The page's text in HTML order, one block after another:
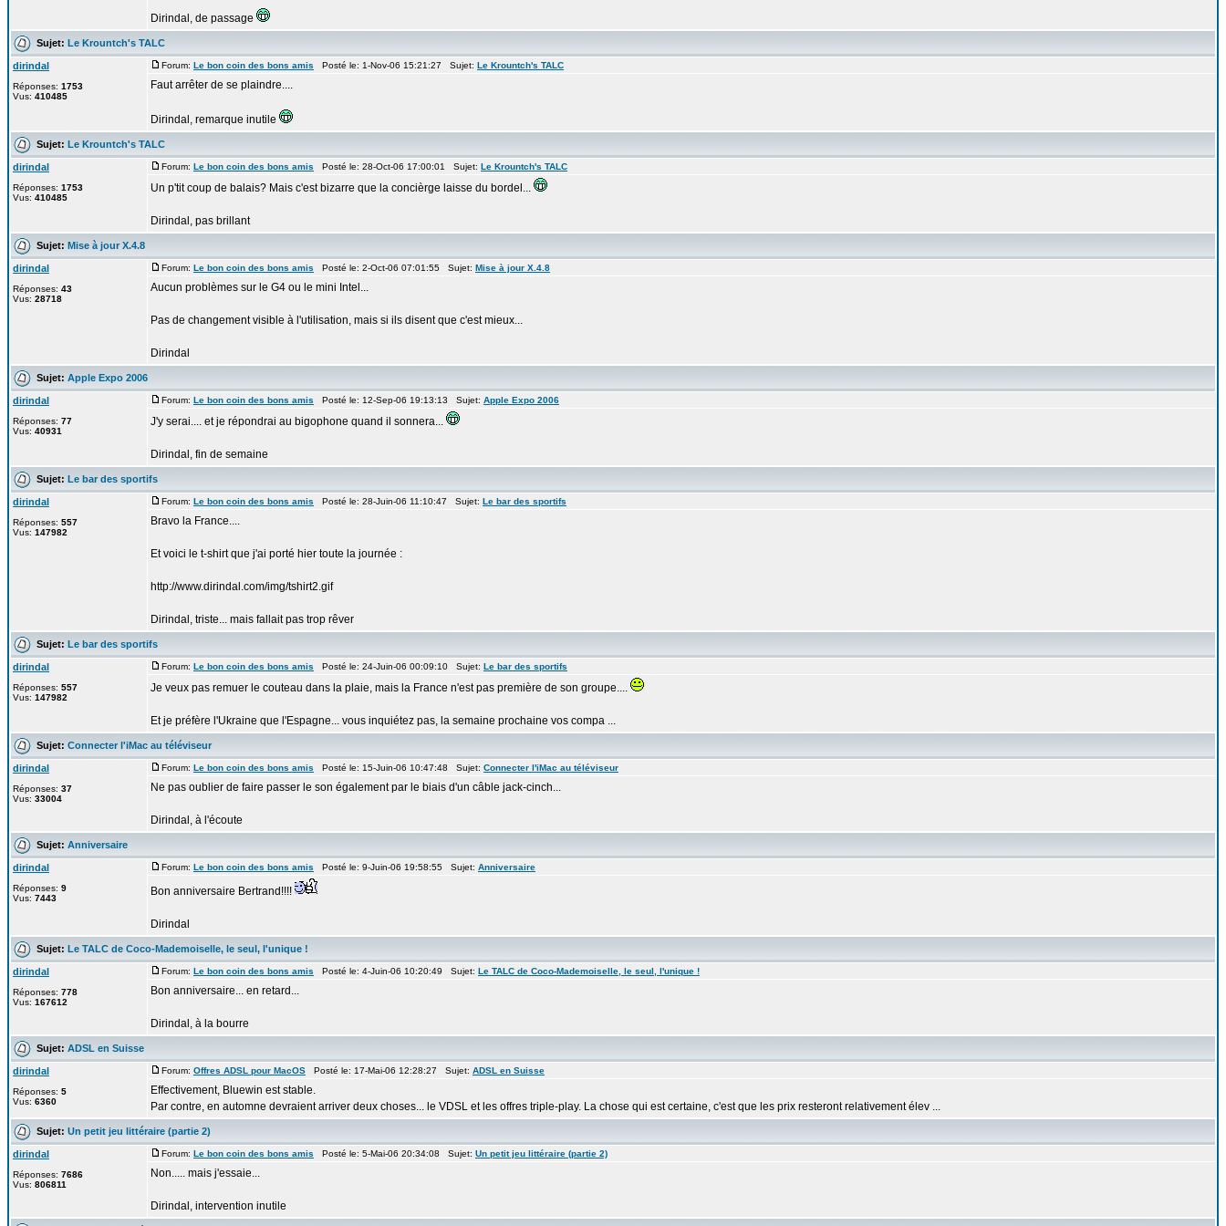
Dirindal, de passage
Sujet: Le Krountch's TALC
dirindal
Réponses: 1753
Vus: 410485
Forum: Le bon coin des bons amis Posté le: 1-Nov-06 15:21:27 Sujet: Le Krountch's TALC
Faut arrêter de se plaindre....
Dirindal, remarque inutile
Sujet: Le Krountch's TALC
dirindal
Réponses: 1753
Vus: 410485
Forum: Le bon coin des bons amis Posté le: 28-Oct-06 17:00:01 Sujet: Le Krountch's TALC
Un p'tit coup de balais? Mais c'est bizarre que la concièrge laisse du bordel...
Dirindal, pas brillant
Sujet: Mise à jour X.4.8
dirindal
Réponses: 43
Vus: 28718
Forum: Le bon coin des bons amis Posté le: 2-Oct-06 07:01:55 Sujet: Mise à jour X.4.8
Aucun problèmes sur le G4 ou le mini Intel...
Pas de changement visible à l'utilisation, mais si ils disent que c'est mieux...
Dirindal
Sujet: Apple Expo 2006
dirindal
Réponses: 77
Vus: 40931
Forum: Le bon coin des bons amis Posté le: 12-Sep-06 19:13:13 Sujet: Apple Expo 2006
J'y serai.... et je répondrai au bigophone quand il sonnera...
Dirindal, fin de semaine
Sujet: Le bar des sportifs
dirindal
Réponses: 557
Vus: 147982
Forum: Le bon coin des bons amis Posté le: 28-Juin-06 11:10:47 Sujet: Le bar des sportifs
Bravo la France....
Et voici le t-shirt que j'ai porté hier toute la journée :
http://www.dirindal.com/img/tshirt2.gif
Dirindal, triste... mais fallait pas trop rêver
Sujet: Le bar des sportifs
dirindal
Réponses: 557
Vus: 147982
Forum: Le bon coin des bons amis Posté le: 24-Juin-06 00:09:10 Sujet: Le bar des sportifs
Je veux pas remuer le couteau dans la plaie, mais la France n'est pas première de son groupe....
Et je préfère l'Ukraine que l'Espagne... vous inquiétez pas, la semaine prochaine vos compa ...
Sujet: Connecter l'iMac au téléviseur
dirindal
Réponses: 37
Vus: 33004
Forum: Le bon coin des bons amis Posté le: 15-Juin-06 10:47:48 Sujet: Connecter l'iMac au téléviseur
Ne pas oublier de faire passer le son également par le biais d'un câble jack-cinch...
Dirindal, à l'écoute
Sujet: Anniversaire
dirindal
Réponses: 9
Vus: 7443
Forum: Le bon coin des bons amis Posté le: 9-Juin-06 19:58:55 Sujet: Anniversaire
Bon anniversaire Bertrand!!!!
Dirindal
Sujet: Le TALC de Coco-Mademoiselle, le seul, l'unique !
dirindal
Réponses: 778
Vus: 167612
Forum: Le bon coin des bons amis Posté le: 4-Juin-06 10:20:49 Sujet: Le TALC de Coco-Mademoiselle, le seul, l'unique !
Bon anniversaire... en retard...
Dirindal, à la bourre
Sujet: ADSL en Suisse
dirindal
Réponses: 5
Vus: 6360
Forum: Offres ADSL pour MacOS Posté le: 17-Mai-06 12:28:27 Sujet: ADSL en Suisse
Effectivement, Bluewin est stable.
Par contre, en automne devraient arriver deux choses... le VDSL et les offres triple-play. La chose qui est certaine, c'est que les prix resteront relativement élev ...
Sujet: Un petit jeu littéraire (partie 2)
dirindal
Réponses: 7686
Vus: 806811
Forum: Le bon coin des bons amis Posté le: 5-Mai-06 20:34:08 Sujet: Un petit jeu littéraire (partie 2)
Non..... mais j'essaie...
Dirindal, intervention inutile